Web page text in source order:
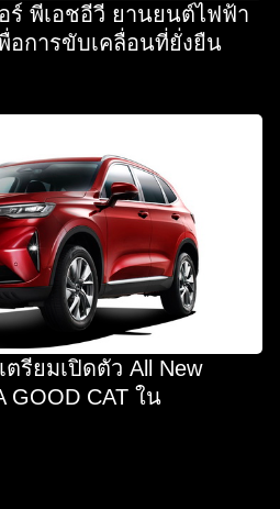
ร์ พีเอชอีวี ยานยนต์ไฟฟ้า
อการขับเคลื่อนที่ยั่งยืน
ตรียมเปิดตัว All New
GOOD CAT ใน